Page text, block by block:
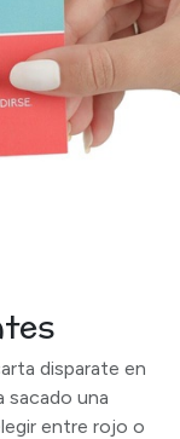
disparate en
sacado una
entre rojo o